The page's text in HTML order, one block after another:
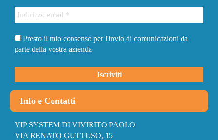
Presto il mio consenso per l'invio di comunicazioni da
parte della vostra azienda
Info e Contatti
VIP SYSTEM DI VIVIRITO PAOLO
VIA RENATO GUTTUSO, 15